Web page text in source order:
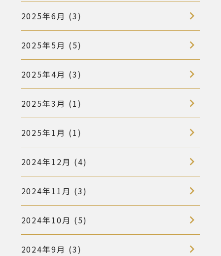
2025年6月 (3)
2025年5月 (5)
2025年4月 (3)
2025年3月 (1)
2025年1月 (1)
2024年12月 (4)
2024年11月 (3)
2024年10月 (5)
2024年9月 (3)